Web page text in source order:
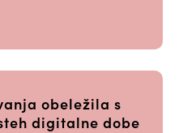
obeležila s
digitalne dobe